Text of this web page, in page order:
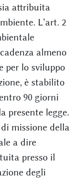
attribuita
L’art. 2
almeno
per lo sviluppo
è stabilito
90 giorni
presente legge.
missione della
a dire
presso il
degli